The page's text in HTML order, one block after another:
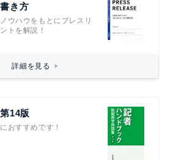
き方
ウハウをもとにプレスリ
トを解説！
詳細を見る
14版
おすすめです！